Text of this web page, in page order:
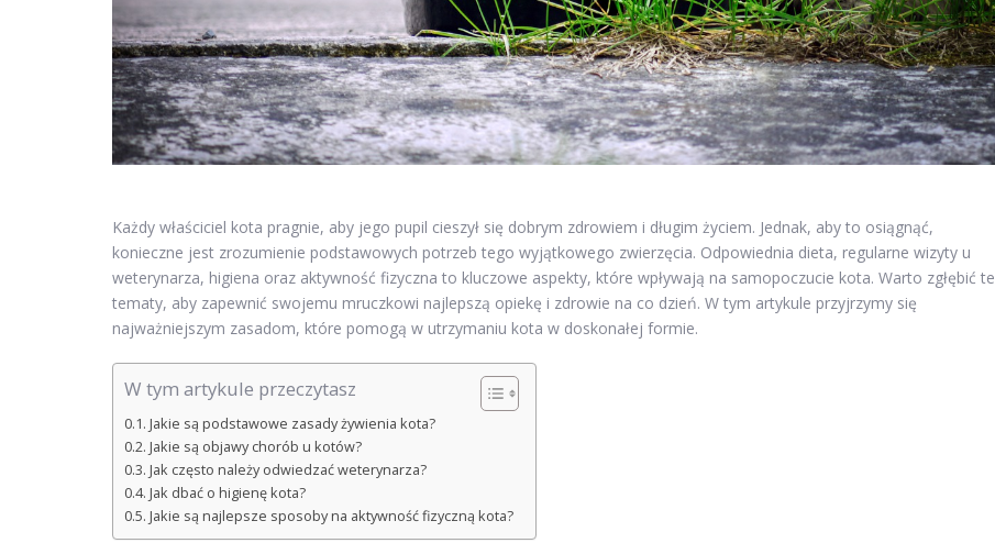
Każdy właściciel kota pragnie, aby jego pupil cieszył się dobrym zdrowiem i długim życiem. Jednak, aby to osiągnąć,
konieczne jest zrozumienie podstawowych potrzeb tego wyjątkowego zwierzęcia. Odpowiednia dieta, regularne wizyty u
weterynarza, higiena oraz aktywność fizyczna to kluczowe aspekty, które wpływają na samopoczucie kota. Warto zgłębić te
tematy, aby zapewnić swojemu mruczkowi najlepszą opiekę i zdrowie na co dzień. W tym artykule przyjrzymy się
najważniejszym zasadom, które pomogą w utrzymaniu kota w doskonałej formie.
W tym artykule przeczytasz
Jakie są podstawowe zasady żywienia kota?
Jakie są objawy chorób u kotów?
Jak często należy odwiedzać weterynarza?
Jak dbać o higienę kota?
Jakie są najlepsze sposoby na aktywność fizyczną kota?